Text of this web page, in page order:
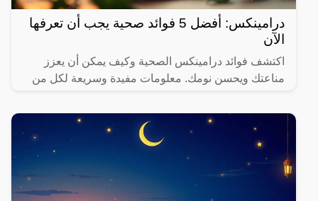
درامينكس: أفضل 5 فوائد صحية يجب أن تعرفها
الآن
اكتشف فوائد درامينكس الصحية وكيف يمكن أن يعزز
مناعتك ويحسن نومك. معلومات مفيدة وسريعة لكل من